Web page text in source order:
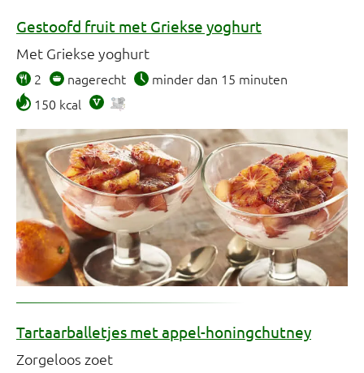
Gestoofd fruit met Griekse yoghurt
Met Griekse yoghurt
2 nagerecht
minder dan 15 minuten
150 kcal
Tartaarballetjes met appel-honingchutney
Zorgeloos zoet